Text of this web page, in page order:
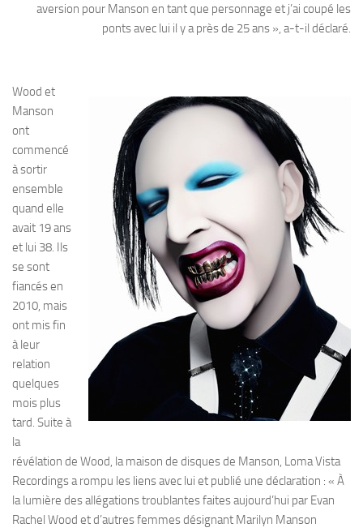
aversion pour Manson en tant que personnage et j’ai coupé les
ponts avec lui il y a près de 25 ans », a-t-il déclaré.
Wood et
Manson
ont
commencé
à sortir
ensemble
quand elle
avait 19 ans
et lui 38. Ils
se sont
fiancés en
2010, mais
ont mis fin
à leur
relation
quelques
mois plus
tard. Suite à
la
révélation de Wood, la maison de disques de Manson, Loma Vista
Recordings a rompu les liens avec lui et publié une déclaration : « À
la lumière des allégations troublantes faites aujourd’hui par Evan
Rachel Wood et d’autres femmes désignant Marilyn Manson